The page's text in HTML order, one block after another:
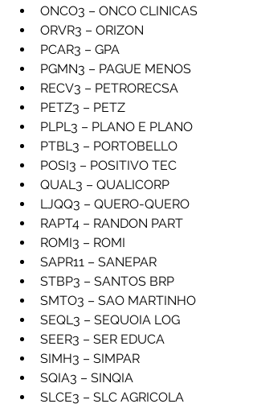
ONCO3 – ONCO CLINICAS
ORVR3 – ORIZON
PCAR3 – GPA
PGMN3 – PAGUE MENOS
RECV3 – PETRORECSA
PETZ3 – PETZ
PLPL3 – PLANO E PLANO
PTBL3 – PORTOBELLO
POSI3 – POSITIVO TEC
QUAL3 – QUALICORP
LJQQ3 – QUERO-QUERO
RAPT4 – RANDON PART
ROMI3 – ROMI
SAPR11 – SANEPAR
STBP3 – SANTOS BRP
SMTO3 – SAO MARTINHO
SEQL3 – SEQUOIA LOG
SEER3 – SER EDUCA
SIMH3 – SIMPAR
SQIA3 – SINQIA
SLCE3 – SLC AGRICOLA